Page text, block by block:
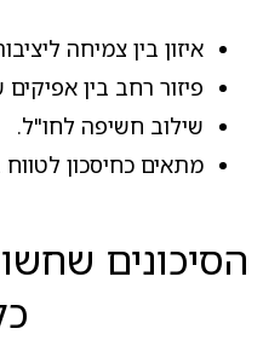
איזון בין צמיחה
פיזור רחב בין אפיקים
שילוב חשיפה לחו"ל.
מתאים כחיסכון לטווח
הסיכונים